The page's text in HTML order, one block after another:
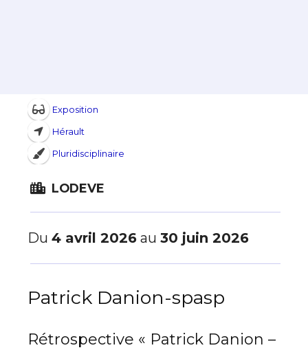
Exposition
Hérault
Pluridisciplinaire
LODEVE
Du 4 avril 2026 au 30 juin 2026
Patrick Danion-spasp
Rétrospective « Patrick Danion –